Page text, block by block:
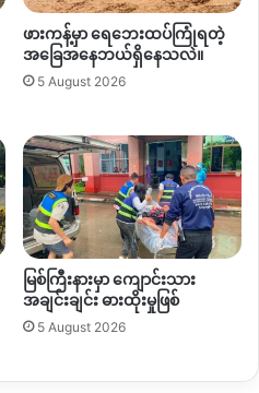
ဖားကန့်မှာ ရေဘေးထပ်ကြုံရတဲ့
အခြေအနေဘယ်ရှိနေသလဲ။
5 August 2026
မြစ်ကြီးနားမှာ ကျောင်းသား
အချင်းချင်း ဓားထိုးမှုဖြစ်
5 August 2026